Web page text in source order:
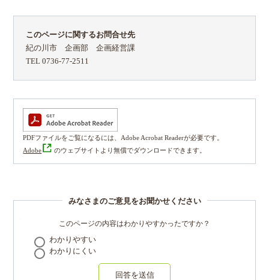
このページに関するお問合せ先
紀の川市 企画部 企画経営課
TEL 0736-77-2511
PDFファイルをご覧になるには、Adobe Acrobat Readerが必要です。
Adobe
のウェブサイトより無償でダウンロードできます。
みなさまのご意見をお聞かせください
このページの内容はわかりやすかったですか？
わかりやすい
わかりにくい
回答を送信